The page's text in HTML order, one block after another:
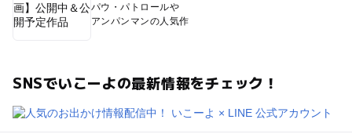
パウ・パトロールや
アンパンマンの人気作
SNSでいこーよの最新情報をチェック！